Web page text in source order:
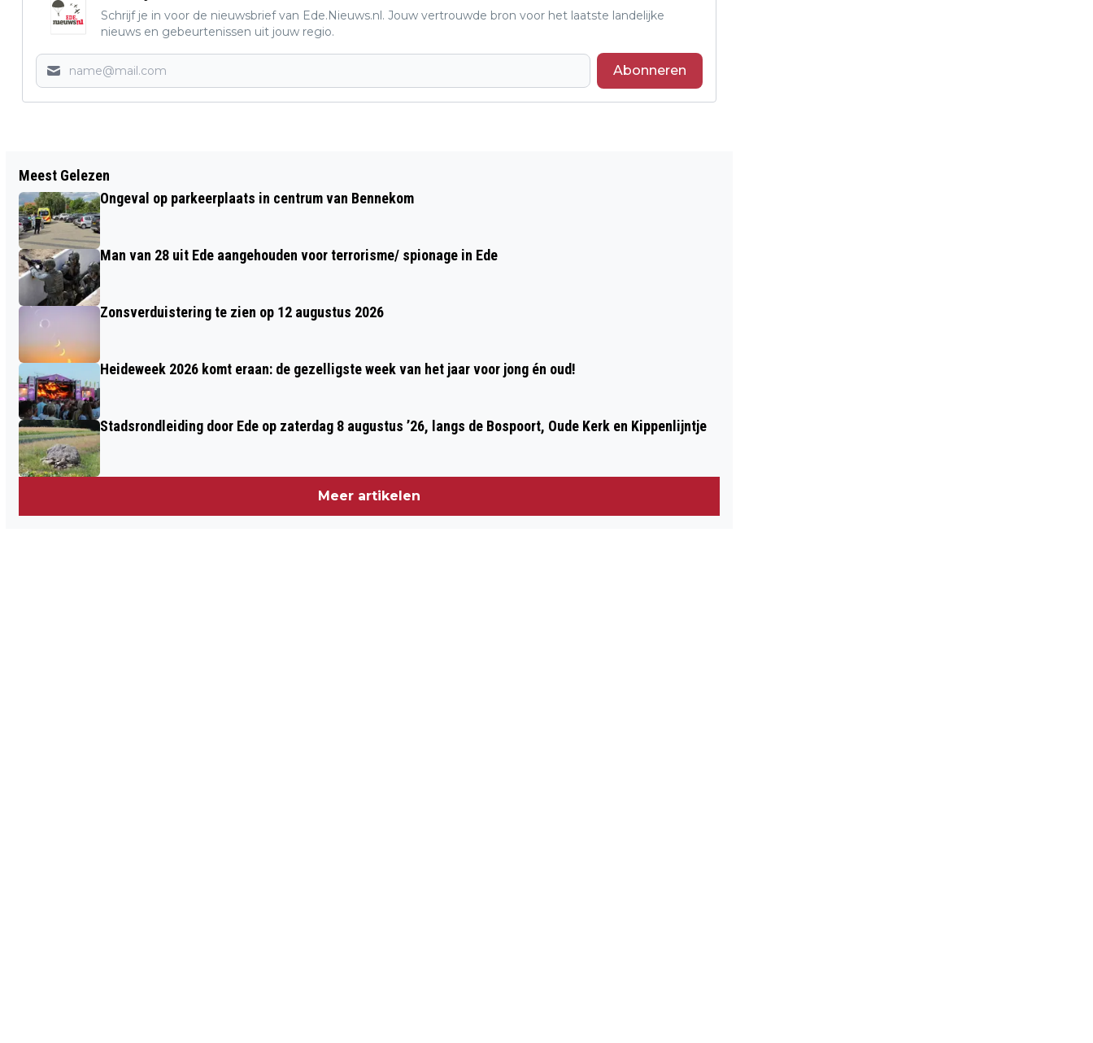
Schrijf je in voor de nieuwsbrief van Ede.Nieuws.nl. Jouw vertrouwde bron voor het laatste landelijke
nieuws en gebeurtenissen uit jouw regio.
Abonneren
EDE GAAT ‘SOCIALE CORONACRISIS’
BESTRIJDEN
DIGITAAL HUN DEUREN
Meest Gelezen
Ongeval op parkeerplaats in centrum van Bennekom
Man van 28 uit Ede aangehouden voor terrorisme/ spionage in Ede
Zonsverduistering te zien op 12 augustus 2026
Heideweek 2026 komt eraan: de gezelligste week van het jaar voor jong én oud!
Stadsrondleiding door Ede op zaterdag 8 augustus ’26, langs de Bospoort, Oude Kerk en Kippenlijntje
Meer artikelen